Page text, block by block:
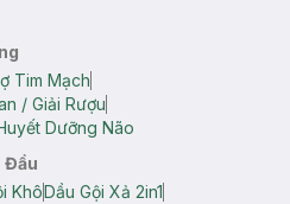
Tim Mạch
/ Giải Rượu
Dưỡng Não
Đầu
KhôDầu Gội Xả 2in1